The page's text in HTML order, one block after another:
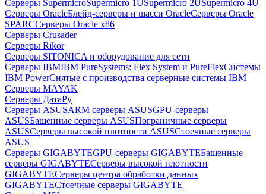
Серверы SupermicroSupermicro 1USupermicro 2USupermicro 4U
Серверы OracleБлейд-серверы и шасси OracleСерверы Oracle
SPARCСерверы Oracle x86
Серверы Crusader
Серверы Rikor
Серверы SITONICA и оборудование для сети
Серверы IBMIBM PureSystems: Flex System и PureFlexСистемы
IBM PowerСнятые с производства серверные системы IBM
Серверы MAYAK
Серверы ДатаРу
Серверы ASUSARM серверы ASUSGPU-серверы
ASUSБашенные серверы ASUSПограничные серверы
ASUSСерверы высокой плотности ASUSСтоечные серверы
ASUS
Серверы GIGABYTEGPU-серверы GIGABYTEБашенные
серверы GIGABYTEСерверы высокой плотности
GIGABYTEСерверы центра обработки данных
GIGABYTEСтоечные серверы GIGABYTE